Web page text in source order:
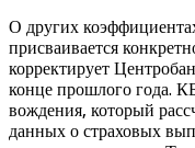
О других
присваивается
корректирует
конце прошлого года.
вождения, который
данных о страховых